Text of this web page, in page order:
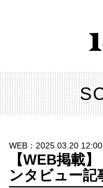
WEB：2025.03.20 12:00
【WEB掲載
ンタビュー記